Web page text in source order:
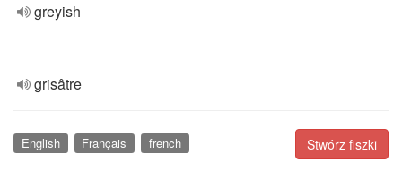
greyish
grisâtre
Stwórz fiszki
English Français french